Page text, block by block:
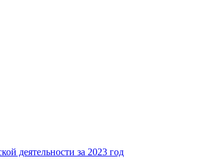
деятельности за 2023 год